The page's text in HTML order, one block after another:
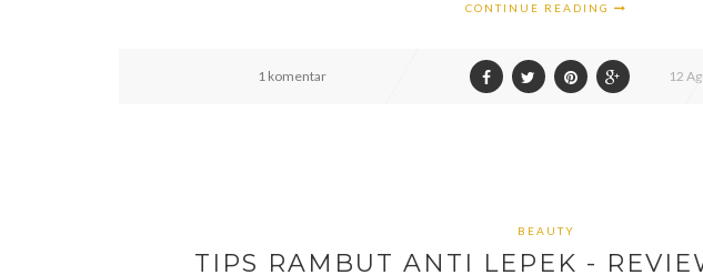
CONTINUE READING
1 komentar 12
BEAUTY
TIPS RAMBUT ANTI LEPEK -